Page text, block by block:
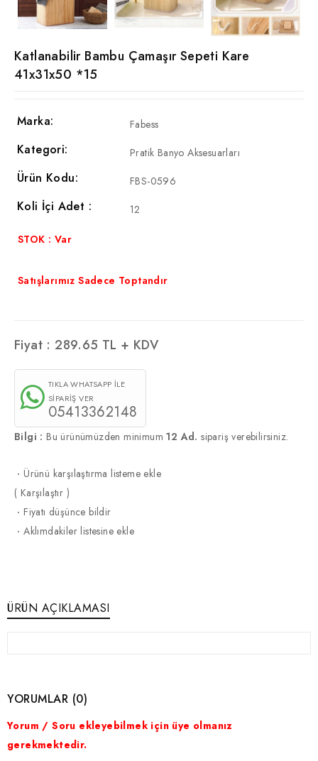
Katlanabilir Bambu Çamaşır Sepeti Kare
41x31x50 *15
Marka: Fabess
Kategori: Pratik Banyo Aksesuarları
Ürün Kodu: FBS-0596
Koli İçi Adet : 12
STOK : Var
Satışlarımız Sadece Toptandır
Fiyat :289.65 TL + KDV
TIKLA WHATSAPP İLE
SİPARİŞ VER
05413362148
Bilgi : Bu ürünümüzden minimum12 Ad. sipariş verebilirsiniz.
·Ürünü karşılaştırma listeme ekle
( Karşılaştır )
·Fiyatı düşünce bildir
·Aklımdakiler listesine ekle
ÜRÜN AÇIKLAMASI
YORUMLAR (0)
Yorum / Soru ekleyebilmek için üye olmanız
gerekmektedir.